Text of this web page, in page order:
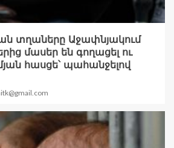
տղաները Աջափնյակում
մասեր են գողացել ու
հասցե՝ պահանջելով